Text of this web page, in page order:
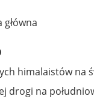
główna
himalaistów na
drogi na